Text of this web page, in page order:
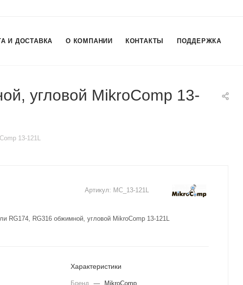
И ДОСТАВКА О КОМПАНИИ КОНТАКТЫ ПОДДЕРЖКА
угловой MikroComp 13-
13-121L
Артикул: MC_13-121L
RG174, RG316 обжимной, угловой MikroComp 13-121L
Характеристики
Бренд —
MikroComp